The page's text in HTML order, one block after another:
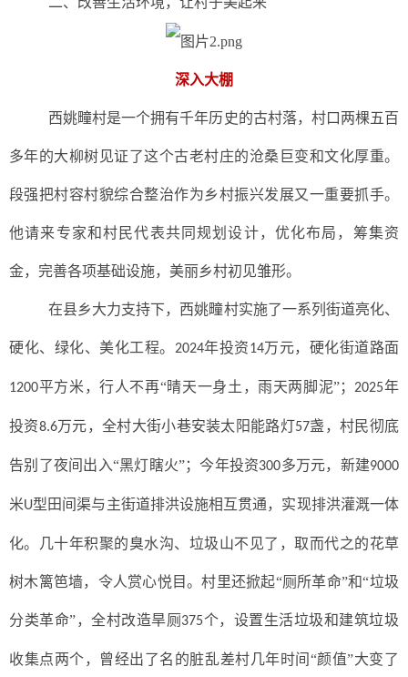
深入大棚
西姚疃村是一个拥有千年历史的古村落，村口两棵五百
多年的大柳树见证了这个古老村庄的沧桑巨变和文化厚重。
段强把村容村貌综合整治作为乡村振兴发展又一重要抓手。
他请来专家和村民代表共同规划设计，优化布局，筹集资
金，完善各项基础设施，美丽乡村初见雏形。
在县乡大力支持下，西姚疃村实施了一系列街道亮化、
硬化、绿化、美化工程。 2024年投资14万元，硬化街道路面
1200平方米，行人不再“晴天一身土，雨天两脚泥”； 2025年
投资8.6万元，全村大街小巷安装太阳能路灯57盏，村民彻底
告别了夜间出入“黑灯瞎火”；今年投资300多万元，新建9000
米U型田间渠与主街道排洪设施相互贯通，实现排洪灌溉一体
化。几十年积聚的臭水沟、垃圾山不见了，取而代之的花草
树木篱笆墙，令人赏心悦目。村里还掀起“厕所革命”和“垃圾
分类革命”，全村改造旱厕375个，设置生活垃圾和建筑垃圾
收集点两个，曾经出了名的脏乱差村几年时间“颜值”大变了